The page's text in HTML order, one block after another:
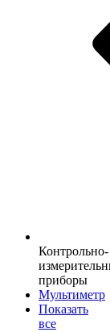
Контрольно-
приборы
Мультиметр
Показать
все